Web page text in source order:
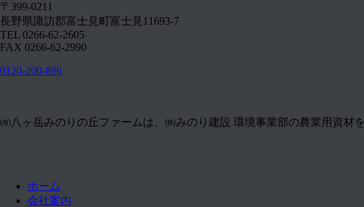
〒399-0211
長野県諏訪郡富士見町富士見11693-7
TEL 0266-62-2605
FAX 0266-62-2990
0120-200-896
㈲八ヶ岳みのりの丘ファームは、㈱みのり建設 環境事業部の農業用資材
ホーム
会社案内